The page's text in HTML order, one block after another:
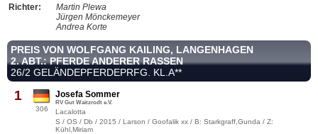
Richter:
Martin Plewa
Jürgen Mönckemeyer
Andrea Korte
PREIS VON WOLFGANG KAILING, LANGENHAGEN
2. ABT.: PFERDE ANDERER RASSEN
26/2 GELÄNDEPFERDEPRFG. KL.A**
1
306
Josefa Sommer
RV Gut Waitzrodt e.V.
Lacalotta
S / OS / Db / 2015 / Larson / Goofalik xx / B: Starkgraff,Gunda / Z:
Kühl,Miriam